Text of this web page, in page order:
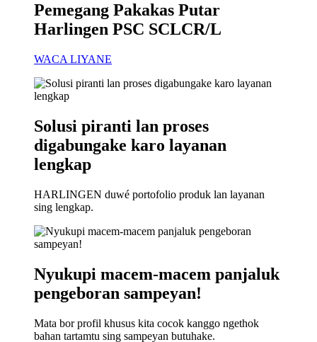
Pemegang Pakakas Putar
Harlingen PSC SCLCR/L
WACA LIYANE
Solusi piranti lan proses
digabungake karo layanan
lengkap
HARLINGEN duwé portofolio produk lan layanan
sing lengkap.
Nyukupi macem-macem panjaluk
pengeboran sampeyan!
Mata bor profil khusus kita cocok kanggo ngethok
bahan tartamtu sing sampeyan butuhake.